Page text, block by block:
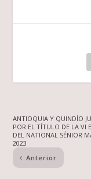
ANTIOQUIA Y QUINDÍO
POR EL TÍTULO DE LA VI
DEL NATIONAL SÉNIOR
2023
Anterior